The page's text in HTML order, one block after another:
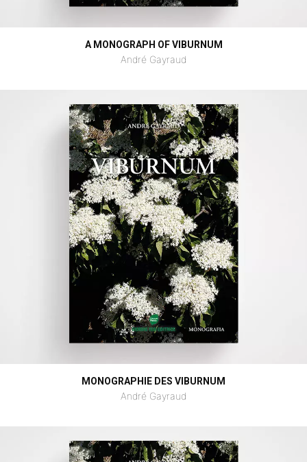
A MONOGRAPH OF VIBURNUM
André Gayraud
MONOGRAPHIE DES VIBURNUM
André Gayraud